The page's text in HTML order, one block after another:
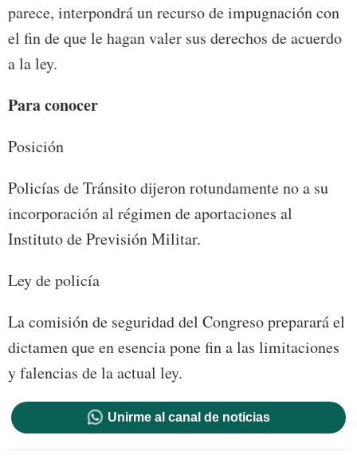
parece, interpondrá un recurso de impugnación con
el fin de que le hagan valer sus derechos de acuerdo
a la ley.
Para conocer
Posición
Policías de Tránsito dijeron rotundamente no a su
incorporación al régimen de aportaciones al
Instituto de Previsión Militar.
Ley de policía
La comisión de seguridad del Congreso preparará el
dictamen que en esencia pone fin a las limitaciones
y falencias de la actual ley.
Unirme al canal de noticias